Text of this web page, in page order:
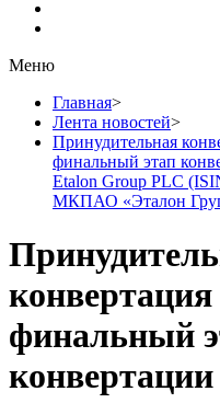
Меню
Главная>
Лента новостей>
Принудительная
финальный этап
Etalon Group PLC
МКПАО «Эталон
финальный